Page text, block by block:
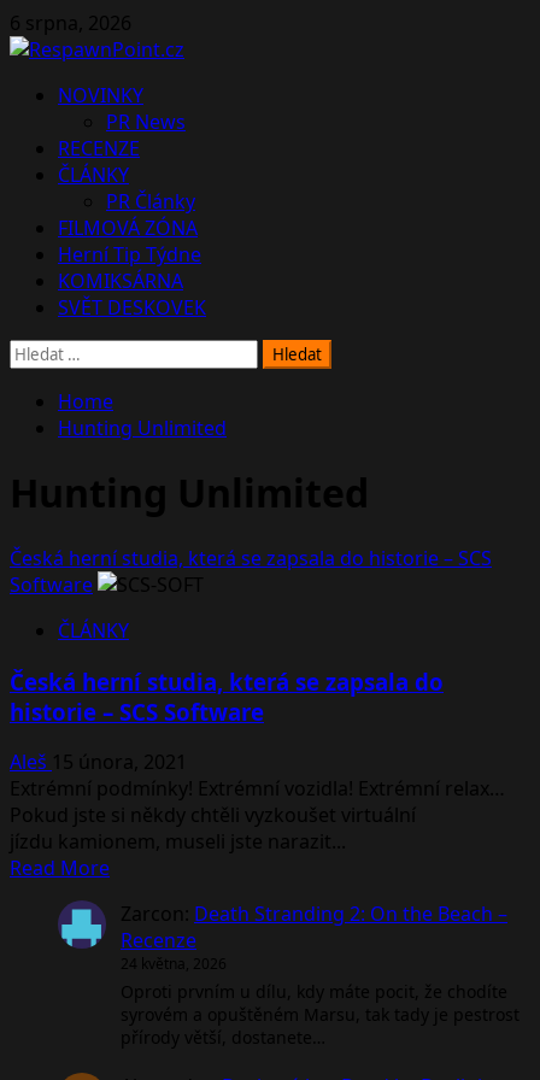
Skip
to
6 srpna, 2026
PrimaryNOVINKY
PR News
RECENZE
ČLÁNKY
PR Články
FILMOVÁ ZÓNA
Herní Tip Týdne
KOMIKSÁRNA
SVĚT DESKOVEK
Vyhledávání
Home
Hunting Unlimited
Hunting Unlimited
Česká herní studia, která se zapsala do historie – SCS
Software
ČLÁNKY
Česká herní studia, která se zapsala do
historie – SCS Software
Aleš 15 února, 2021
Extrémní podmínky! Extrémní vozidla! Extrémní relax…
Pokud jste si někdy chtěli vyzkoušet virtuální
jízdu kamionem, museli jste narazit...
Read MoreRead
about
Česká
herní
studia,
která
se
Zarcon: Death Stranding 2: On the Beach –
Recenze
24 května, 2026
Oproti prvním u dílu, kdy máte pocit, že chodíte
syrovém a opuštěném Marsu, tak tady je pestrost
přírody větší, dostanete…